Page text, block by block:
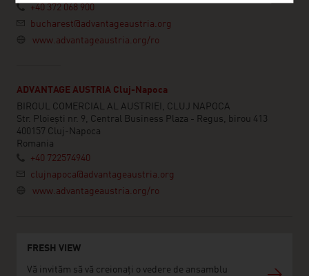
+40 372 068 900
bucharest@advantageaustria.org
www.advantageaustria.org/ro
ADVANTAGE AUSTRIA Cluj-Napoca
BIROUL COMERCIAL AL AUSTRIEI, CLUJ NAPOCA
Str. Ploiești nr. 9, Central Business Plaza - Regus, birou 413
400157 Cluj-Napoca
Romania
+40 722574940
clujnapoca@advantageaustria.org
www.advantageaustria.org/ro
FRESH VIEW
Vă invităm să vă creionați o vedere de ansamblu